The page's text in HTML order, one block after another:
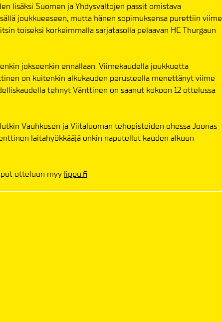
lisäksi Suomen ja Yhdysvaltojen passit omistava
joukkueeseen, mutta hänen sopimuksensa purettiin viime
toiseksi korkeimmalla sarjatasolla pelaavan HC Thurgaun
jokseenkin ennallaan. Viimekaudella joukkuetta
on kuitenkin alkukauden perusteella menettänyt viime
tehnyt Vänttinen on saanut kokoon 12 ottelussa
Vauhkosen ja Viitaluoman tehopisteiden ohessa Joonas
laitahyökkääjä onkin naputellut kauden alkuun
otteluun myy lippu.fi